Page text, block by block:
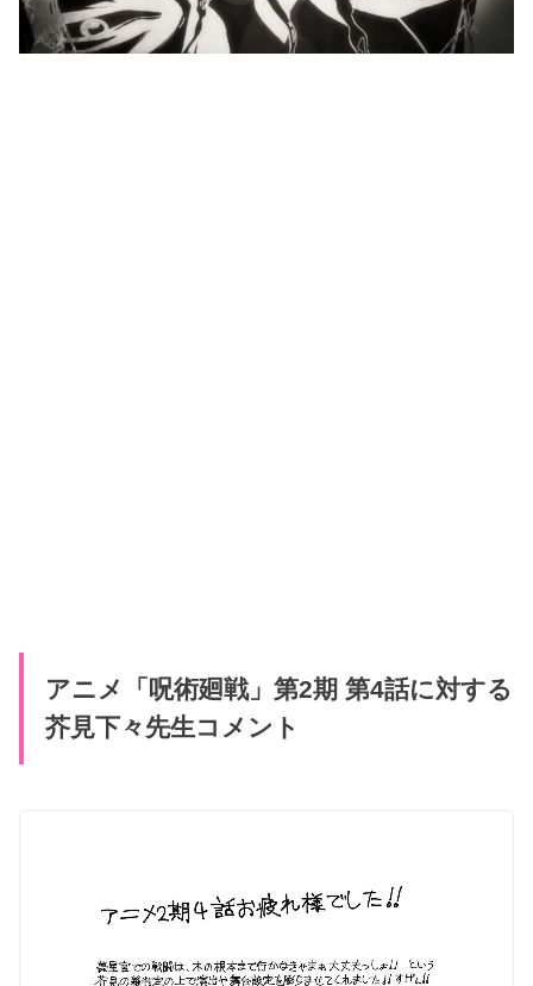
アニメ「呪術廻戦」第2期 第4話に対する
芥見下々先生コメント